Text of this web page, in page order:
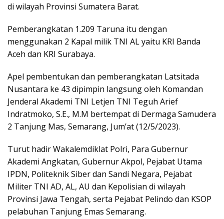
di wilayah Provinsi Sumatera Barat.
Pemberangkatan 1.209 Taruna itu dengan
menggunakan 2 Kapal milik TNI AL yaitu KRI Banda
Aceh dan KRI Surabaya.
Apel pembentukan dan pemberangkatan Latsitada
Nusantara ke 43 dipimpin langsung oleh Komandan
Jenderal Akademi TNI Letjen TNI Teguh Arief
Indratmoko, S.E., M.M bertempat di Dermaga Samudera
2 Tanjung Mas, Semarang, Jum’at (12/5/2023).
Turut hadir Wakalemdiklat Polri, Para Gubernur
Akademi Angkatan, Gubernur Akpol, Pejabat Utama
IPDN, Politeknik Siber dan Sandi Negara, Pejabat
Militer TNI AD, AL, AU dan Kepolisian di wilayah
Provinsi Jawa Tengah, serta Pejabat Pelindo dan KSOP
pelabuhan Tanjung Emas Semarang.